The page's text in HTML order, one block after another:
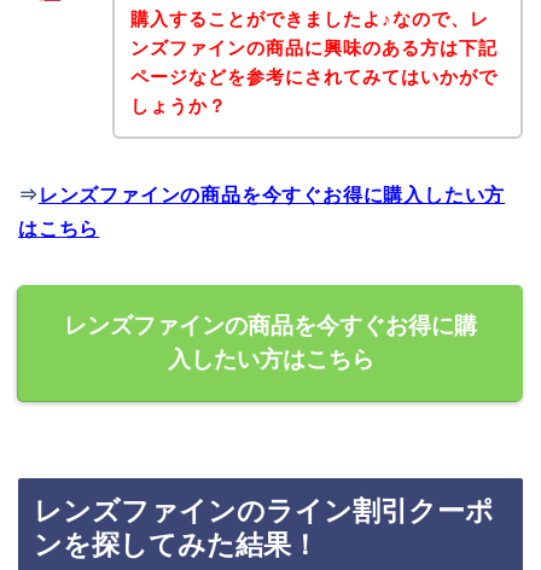
購入することができましたよ♪なので、レ
ンズファインの商品に興味のある方は下記
ページなどを参考にされてみてはいかがで
しょうか？
⇒ レンズファインの商品を今すぐお得に購入したい方
はこちら
レンズファインの商品を今すぐお得に購
入したい方はこちら
レンズファインのライン割引クーポ
ンを探してみた結果！